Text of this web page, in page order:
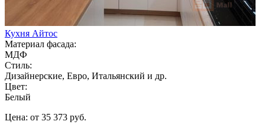
Кухня Айтос
Материал фасада:
МДФ
Стиль:
Дизайнерские, Евро, Итальянский и др.
Цвет:
Белый
Цена: от 35 373 руб.